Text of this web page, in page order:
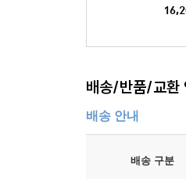
배송/반품/교환
배송 안내
배송 구분